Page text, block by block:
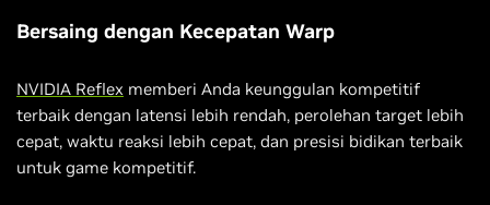
Bersaing dengan Kecepatan Warp
NVIDIA Reflex memberi Anda keunggulan kompetitif
terbaik dengan latensi lebih rendah, perolehan target lebih
cepat, waktu reaksi lebih cepat, dan presisi bidikan terbaik
untuk game kompetitif.